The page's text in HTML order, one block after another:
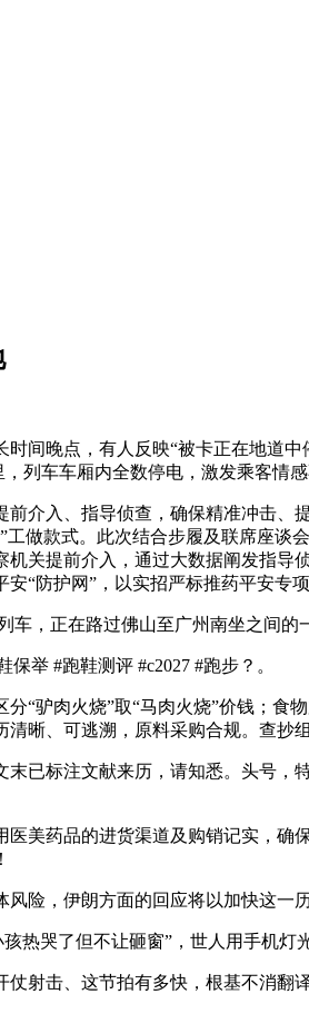
晚点，有人反映“被卡正在地道中
列车车厢内全数停电，激发乘客情感
入、指导侦查，确保精准冲击、
做款式。此次结合步履及联席座
关提前介入，通过大数据阐发指
“防护网”，以实招严标推药平安专
，正在路过佛山至广州南坐之间的
举 #跑鞋测评 #c2027 #跑步？。
驴肉火烧”取“马肉火烧”价钱；食
晰、可逃溯，原料采购合规。查抄
标注文献来历，请知悉。头号，
药品的进货渠道及购销记实，确
，伊朗方面的回应将以加快这一
哭了但不让砸窗”，世人用手机灯
击、这节拍有多快，根基不消翻